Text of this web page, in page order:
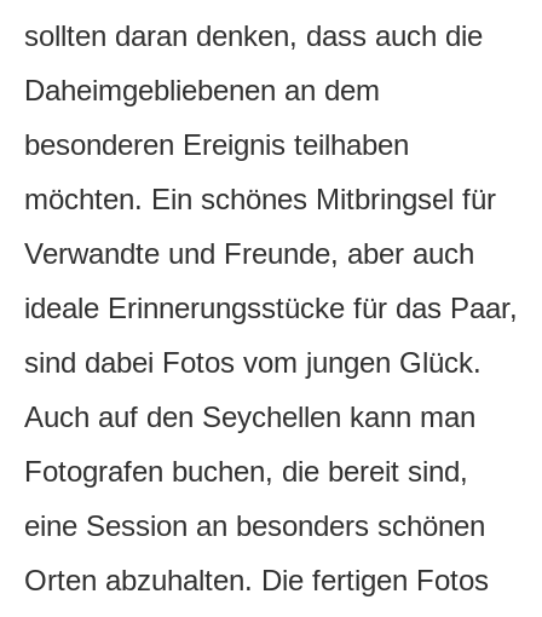
sollten daran denken, dass auch die
Daheimgebliebenen an dem
besonderen Ereignis teilhaben
möchten. Ein schönes Mitbringsel für
Verwandte und Freunde, aber auch
ideale Erinnerungsstücke für das Paar,
sind dabei Fotos vom jungen Glück.
Auch auf den Seychellen kann man
Fotografen buchen, die bereit sind,
eine Session an besonders schönen
Orten abzuhalten. Die fertigen Fotos